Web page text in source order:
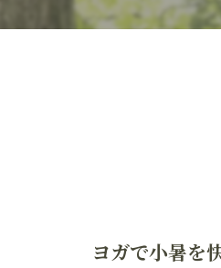
ヨガで小暑を